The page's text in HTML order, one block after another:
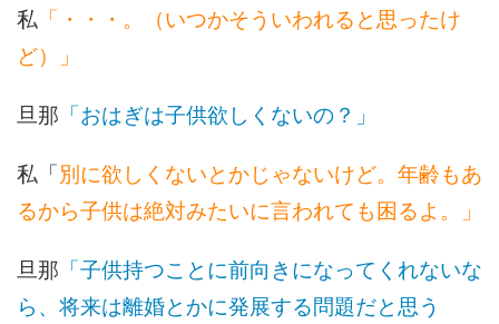
私 「・・・。（いつかそういわれると思ったけ
ど）」
旦那 「おはぎは子供欲しくないの？」
私「別に欲しくないとかじゃないけど。年齢もあ
るから子供は絶対みたいに言われても困るよ。」
旦那 「子供持つことに前向きになってくれないな
ら、将来は離婚とかに発展する問題だと思う